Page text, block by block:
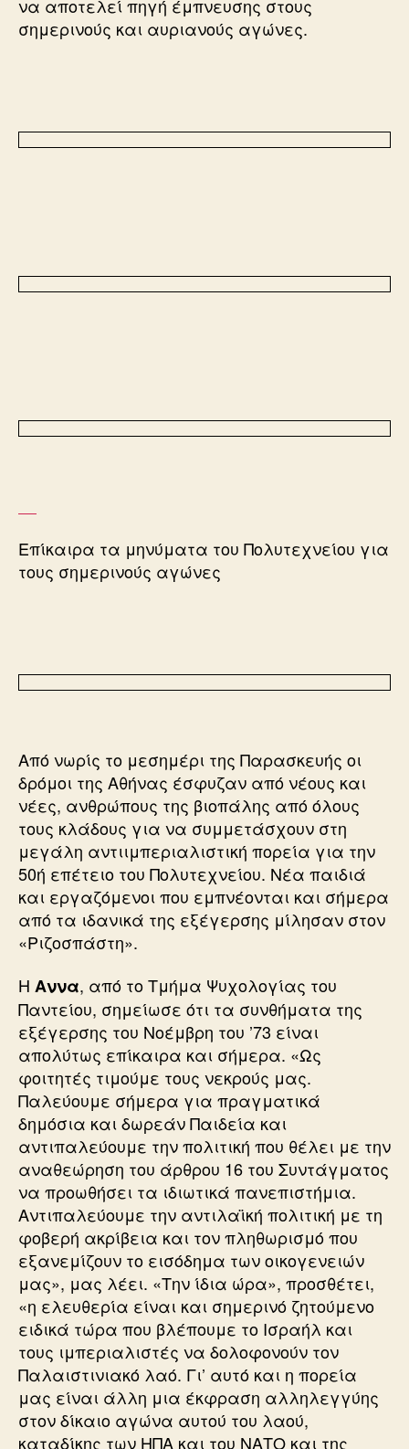
να αποτελεί πηγή έμπνευσης στους
σημερινούς και αυριανούς αγώνες.
Επίκαιρα τα μηνύματα του Πολυτεχνείου για
τους σημερινούς αγώνες
Από νωρίς το μεσημέρι της Παρασκευής οι
δρόμοι της Αθήνας έσφυζαν από νέους και
νέες, ανθρώπους της βιοπάλης από όλους
τους κλάδους για να συμμετάσχουν στη
μεγάλη αντιιμπεριαλιστική πορεία για την
50ή επέτειο του Πολυτεχνείου. Νέα παιδιά
και εργαζόμενοι που εμπνέονται και σήμερα
από τα ιδανικά της εξέγερσης μίλησαν στον
«Ριζοσπάστη».
Η Αννα, από το Τμήμα Ψυχολογίας του
Παντείου, σημείωσε ότι τα συνθήματα της
εξέγερσης του Νοέμβρη του ’73 είναι
απολύτως επίκαιρα και σήμερα. «Ως
φοιτητές τιμούμε τους νεκρούς μας.
Παλεύουμε σήμερα για πραγματικά
δημόσια και δωρεάν Παιδεία και
αντιπαλεύουμε την πολιτική που θέλει με την
αναθεώρηση του άρθρου 16 του Συντάγματος
να προωθήσει τα ιδιωτικά πανεπιστήμια.
Αντιπαλεύουμε την αντιλαϊκή πολιτική με τη
φοβερή ακρίβεια και τον πληθωρισμό που
εξανεμίζουν το εισόδημα των οικογενειών
μας», μας λέει. «Την ίδια ώρα», προσθέτει,
«η ελευθερία είναι και σημερινό ζητούμενο
ειδικά τώρα που βλέπουμε το Ισραήλ και
τους ιμπεριαλιστές να δολοφονούν τον
Παλαιστινιακό λαό. Γι’ αυτό και η πορεία
μας είναι άλλη μια έκφραση αλληλεγγύης
στον δίκαιο αγώνα αυτού του λαού,
καταδίκης των ΗΠΑ και του ΝΑΤΟ και της